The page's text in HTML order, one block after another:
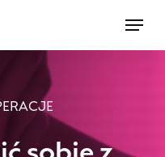
Menu
sobie z